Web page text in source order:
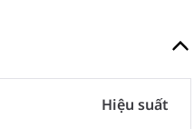
Hiệu suất